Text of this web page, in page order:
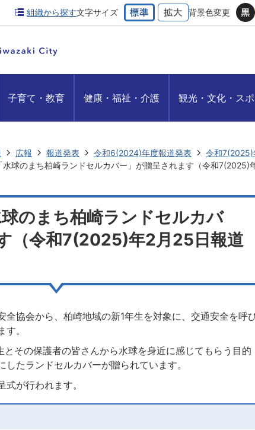
組織から探す文字サイズ 背景色変更
子育て・教育 健康・福祉・介護 観光・文化・ス
広報 報道発表 令和6(2024)年度報道発表
令和7(2025)
水球のまち柏崎ランドセルカバー」が贈呈されます（令和7(2025)
のまち柏崎ランドセルカバ
（令和7(2025)年2月25日報道
全協会から、柏崎地域の新1年生を対象に、交通安全を呼
。
その保護者の皆さんから水球を身近に感じてもらう目的
たランドセルカバーが贈られています。
が行われます。